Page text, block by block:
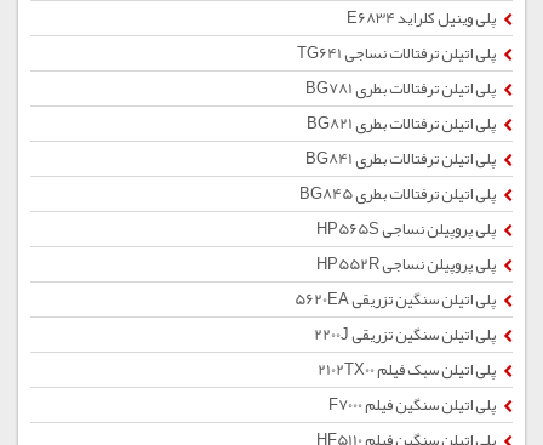
پلی وینیل کلراید E6834
پلی اتیلن ترفتالات نساجی TG641
پلی اتیلن ترفتالات بطری BG781
پلی اتیلن ترفتالات بطری BG821
پلی اتیلن ترفتالات بطری BG841
پلی اتیلن ترفتالات بطری BG845
پلی پروپیلن نساجی HP565S
پلی پروپیلن نساجی HP552R
پلی اتیلن سنگین تزریقی 5620EA
پلی اتیلن سنگین تزریقی 2200J
پلی اتیلن سبک فیلم 2102TX00
پلی اتیلن سنگین فیلم F7000